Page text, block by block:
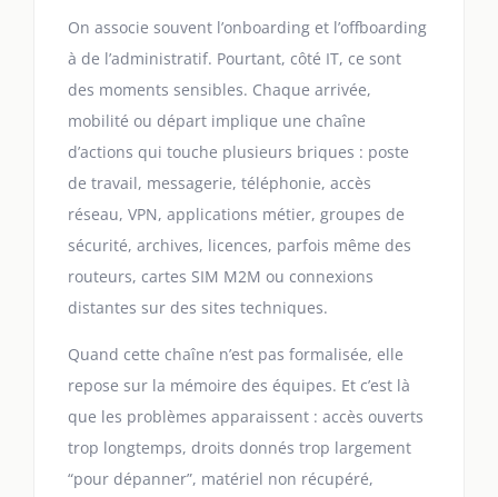
On associe souvent l’onboarding et l’offboarding
à de l’administratif. Pourtant, côté IT, ce sont
des moments sensibles. Chaque arrivée,
mobilité ou départ implique une chaîne
d’actions qui touche plusieurs briques : poste
de travail, messagerie, téléphonie, accès
réseau, VPN, applications métier, groupes de
sécurité, archives, licences, parfois même des
routeurs, cartes SIM M2M ou connexions
distantes sur des sites techniques.
Quand cette chaîne n’est pas formalisée, elle
repose sur la mémoire des équipes. Et c’est là
que les problèmes apparaissent : accès ouverts
trop longtemps, droits donnés trop largement
“pour dépanner”, matériel non récupéré,